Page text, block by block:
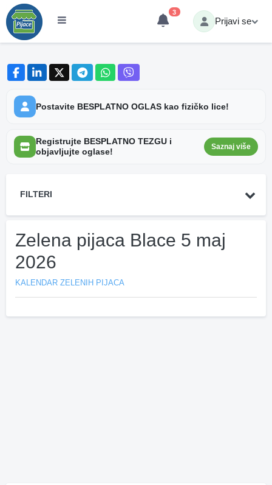
3
Prijavi se
Postavite BESPLATNO OGLAS kao fizičko lice!
Registrujte BESPLATNO TEZGU i
objavljujte oglase!
Saznaj više
FILTERI
Zelena pijaca Blace 5 maj
2026
KALENDAR ZELENIH PIJACA